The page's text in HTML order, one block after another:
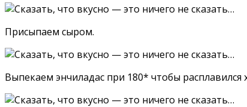
Присыпаем сыром.
Выпекаем энчиладас при 180* чтобы